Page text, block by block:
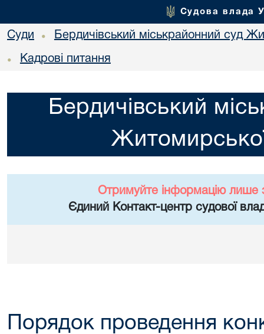
Судова влада
Суди • Бердичівський міськрайонний суд
• Кадрові питання
Бердичівський
Отримуйте інформацію лише
Єдиний Контакт-центр судової
Порядок проведення